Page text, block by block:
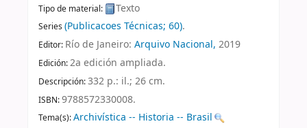
Tipo de material: Texto
Series (Publicacoes Técnicas; 60).
Editor: Río de Janeiro: Arquivo Nacional, 2019
Edición:2a edición ampliada.
Descripción:332 p.: il.; 26 cm.
ISBN:9788572330008.
Tema(s):Archivística -- Historia -- Brasil